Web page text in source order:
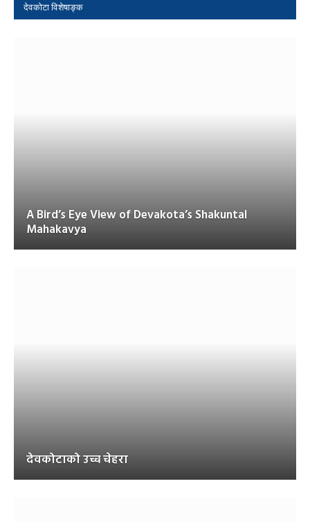
देवकोटा विशेषाङ्क
A Bird’s Eye View of Devakota’s Shakuntal
Mahakavya
देवकोटाको उच्च चेहरा